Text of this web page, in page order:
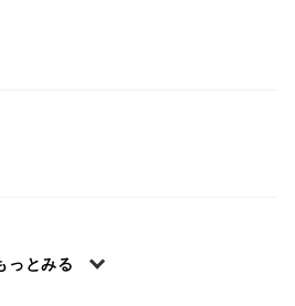
っとみる